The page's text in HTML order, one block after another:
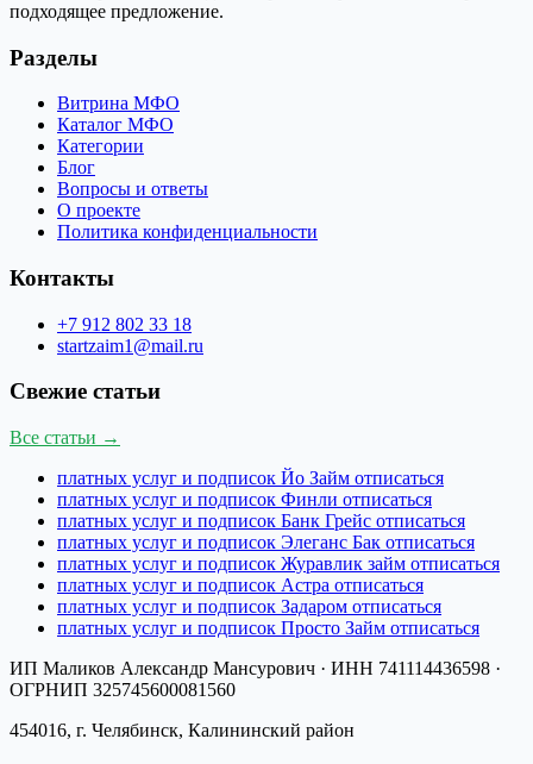
подходящее предложение.
Разделы
Витрина МФО
Каталог МФО
Категории
Блог
Вопросы и ответы
О проекте
Политика конфиденциальности
Контакты
+7 912 802 33 18
startzaim1@mail.ru
Свежие статьи
Все статьи →
платных услуг и подписок Йо Займ отписаться
платных услуг и подписок Финли отписаться
платных услуг и подписок Банк Грейс отписаться
платных услуг и подписок Элеганс Бак отписаться
платных услуг и подписок Журавлик займ отписаться
платных услуг и подписок Астра отписаться
платных услуг и подписок Задаром отписаться
платных услуг и подписок Просто Займ отписаться
ИП Маликов Александр Мансурович · ИНН 741114436598 ·
ОГРНИП 325745600081560
454016, г. Челябинск, Калининский район